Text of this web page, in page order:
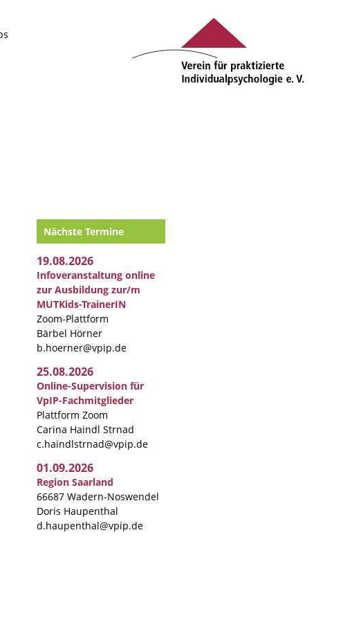
Nächste Termine
19.08.2026
Infoveranstaltung online
zur Ausbildung zur/m
MUTKids-TrainerIN
Zoom-Plattform
Bärbel Hörner
b.hoerner@vpip.de
25.08.2026
Online-Supervision für
VpIP-Fachmitglieder
Plattform Zoom
Carina Haindl Strnad
c.haindlstrnad@vpip.de
01.09.2026
Region Saarland
66687 Wadern-Noswendel
Doris Haupenthal
d.haupenthal@vpip.de